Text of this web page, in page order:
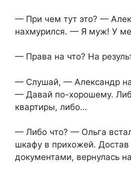
— При чем тут это? —
нахмурился. — Я муж! У
— Права на что? На
— Слушай, — Александр
— Давай по-хорошему.
квартиры, либо…
— Либо что? — Ольга
шкафу в прихожей. Достав
документами, вернулась